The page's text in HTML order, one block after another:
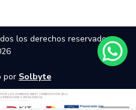
los derechos reservados –
por Solbyte